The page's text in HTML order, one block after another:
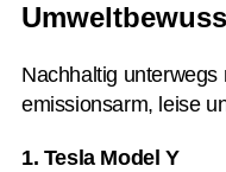
Nachhaltig unterwegs
emissionsarm, leise
1. Tesla Model Y